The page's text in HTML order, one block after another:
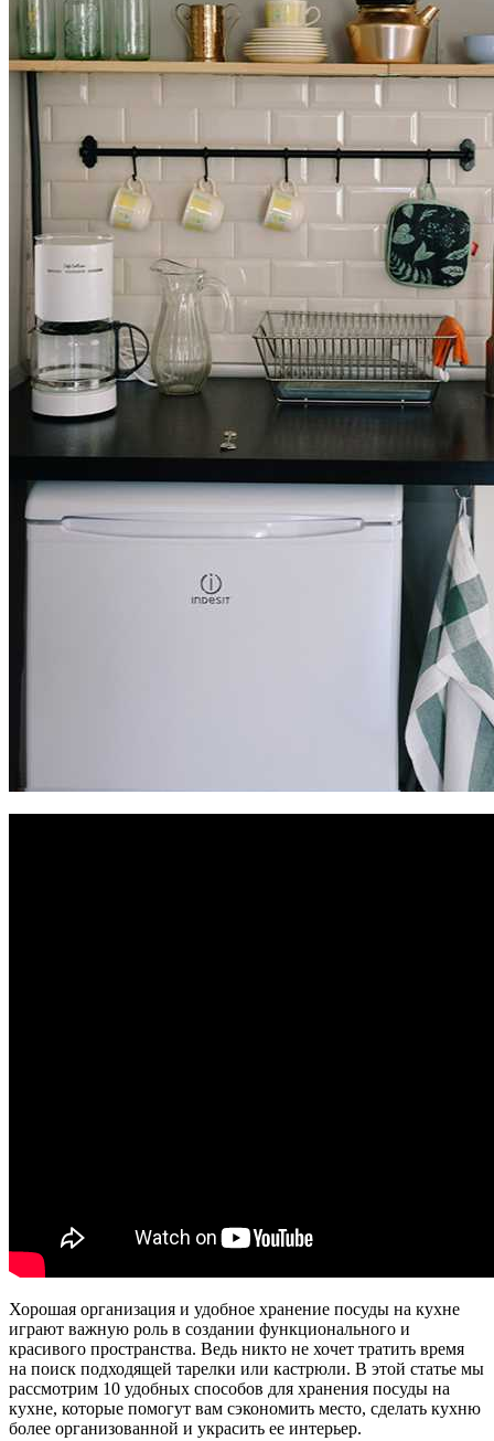
Хорошая организация и удобное хранение посуды на кухне
играют важную роль в создании функционального и
красивого пространства. Ведь никто не хочет тратить время
на поиск подходящей тарелки или кастрюли. В этой статье мы
рассмотрим 10 удобных способов для хранения посуды на
кухне, которые помогут вам сэкономить место, сделать кухню
более организованной и украсить ее интерьер.